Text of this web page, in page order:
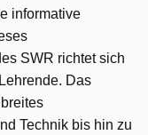
informative
SWR richtet sich
Das
Technik bis hin zu